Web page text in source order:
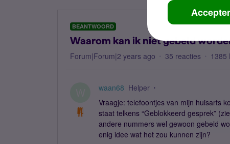
BEANTWOORD
Waarom kan ik niet gebeld
Forum|Forum|2 years ago 35 reacties 1385
waan68 Helper
Vraagje: telefoontjes van mijn huisarts
staat telkens “Geblokkeerd gesprek”
andere nummers wel gewoon gebeld
enig idee wat het zou kunnen zijn?